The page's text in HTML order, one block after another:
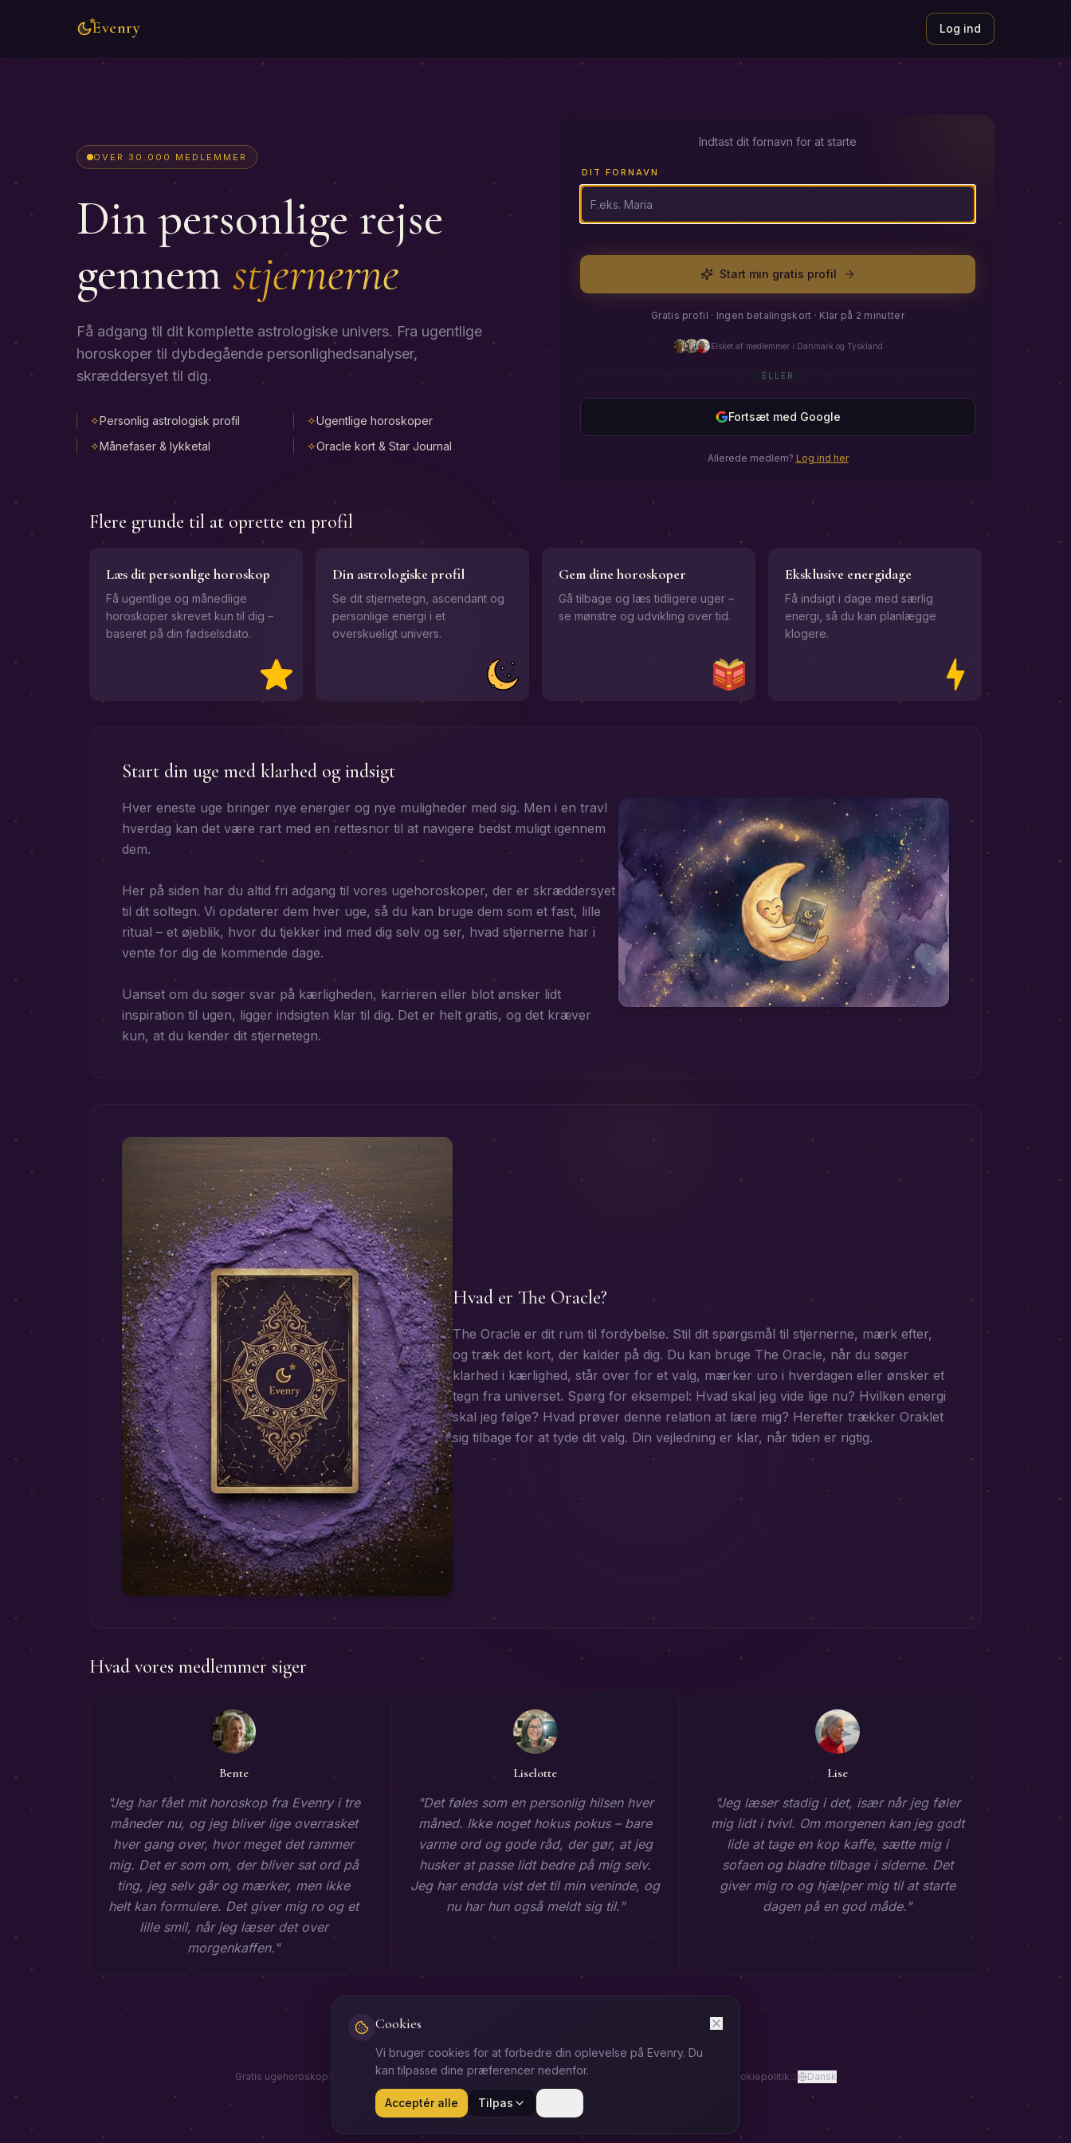
Evenry Log ind
OVER 30.000 MEDLEMMER
Din personlige rejse
gennem stjernerne
Få adgang til dit komplette astrologiske univers. Fra ugentlige
horoskoper til dybdegående personlighedsanalyser,
skræddersyet til dig.
✧Personlig astrologisk profil ✧Ugentlige horoskoper
✧Månefaser & lykketal ✧Oracle kort & Star Journal
Indtast dit fornavn for at starte
DIT FORNAVN
Start min gratis profil
Gratis profil · Ingen betalingskort · Klar på 2 minutter
Elsket af medlemmer i Danmark og Tyskland
ELLER
Fortsæt med Google
Allerede medlem? Log ind her
Flere grunde til at oprette en profil
Læs dit personlige horoskop
Få ugentlige og månedlige
horoskoper skrevet kun til dig –
baseret på din fødselsdato.
Din astrologiske profil
Se dit stjernetegn, ascendant og
personlige energi i et
overskueligt univers.
Gem dine horoskoper
Gå tilbage og læs tidligere uger –
se mønstre og udvikling over tid.
Eksklusive energidage
Få indsigt i dage med særlig
energi, så du kan planlægge
klogere.
Start din uge med klarhed og indsigt
Hver eneste uge bringer nye energier og nye muligheder med sig. Men i en travl
hverdag kan det være rart med en rettesnor til at navigere bedst muligt igennem
dem.
Her på siden har du altid fri adgang til vores ugehoroskoper, der er skræddersyet
til dit soltegn. Vi opdaterer dem hver uge, så du kan bruge dem som et fast, lille
ritual – et øjeblik, hvor du tjekker ind med dig selv og ser, hvad stjernerne har i
vente for dig de kommende dage.
Uanset om du søger svar på kærligheden, karrieren eller blot ønsker lidt
inspiration til ugen, ligger indsigten klar til dig. Det er helt gratis, og det kræver
kun, at du kender dit stjernetegn.
Hvad er The Oracle?
The Oracle er dit rum til fordybelse. Stil dit spørgsmål til stjernerne, mærk efter,
og træk det kort, der kalder på dig. Du kan bruge The Oracle, når du søger
klarhed i kærlighed, står over for et valg, mærker uro i hverdagen eller ønsker et
tegn fra universet. Spørg for eksempel: Hvad skal jeg vide lige nu? Hvilken energi
skal jeg følge? Hvad prøver denne relation at lære mig? Herefter trækker Oraklet
sig tilbage for at tyde dit valg. Din vejledning er klar, når tiden er rigtig.
Hvad vores medlemmer siger
Bente
"Jeg har fået mit horoskop fra Evenry i tre
måneder nu, og jeg bliver lige overrasket
hver gang over, hvor meget det rammer
mig. Det er som om, der bliver sat ord på
ting, jeg selv går og mærker, men ikke
helt kan formulere. Det giver mig ro og et
lille smil, når jeg læser det over
morgenkaffen."
Liselotte
"Det føles som en personlig hilsen hver
måned. Ikke noget hokus pokus – bare
varme ord og gode råd, der gør, at jeg
husker at passe lidt bedre på mig selv.
Jeg har endda vist det til min veninde, og
nu har hun også meldt sig til."
Lise
"Jeg læser stadig i det, især når jeg føler
mig lidt i tvivl. Om morgenen kan jeg godt
lide at tage en kop kaffe, sætte mig i
sofaen og bladre tilbage i siderne. Det
giver mig ro og hjælper mig til at starte
dagen på en god måde."
Gratis ugehoroskop Astrologiens rejse Bibliotek Medlems- og Handelsbetingelser Cookiepolitik Dansk
Cookies
Vi bruger cookies for at forbedre din oplevelse på Evenry. Du
kan tilpasse dine præferencer nedenfor.
Acceptér alle Tilpas